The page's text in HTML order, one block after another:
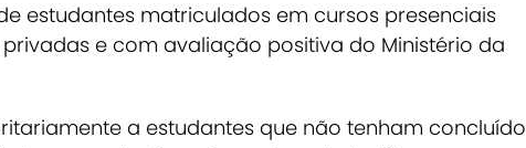
estudantes matriculados em cursos presenciais
e com avaliação positiva do Ministério da
a estudantes que não tenham concluído